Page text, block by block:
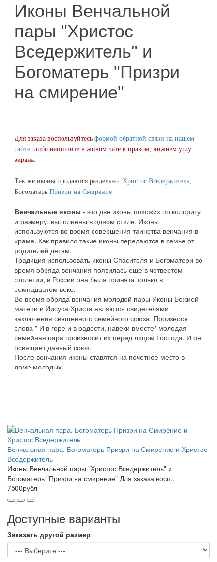
Иконы Венчальной
пары "Христос
Вседержитель" и
Богоматерь "Призри
на смирение"
Для заказа воспользуйтесь формой обратной связи на нашем
сайте, либо напишите в живом чате в правом, нижнем углу
экрана.
Так же иконы продаются раздельно. Христос Вседержитель
Богоматерь Призри на Смирение
Венчальные иконы - это две иконы похожих по колориту
и размеру, выполнены в одном стиле. Иконы
используются во время совершения таинства венчания в
храме. Как правило такие иконы передаются в семье от
родителей детям.
Традиция использовать иконы Спасителя и Богоматери во
время обряда венчания появилась еще в четвертом
столетии, в России она была принята только в
семнадцатом веке.
Во время обряда венчания молодой пары Иконы Божией
матери и Иисуса Христа являются свидетелями
заключения священного семейного союза. Произнося
слова " И в горе и в радости, навеки вместе" молодая
семейная пара произносит их перед лицом Господа. И он
освящает данный союз.
После венчания иконы ставятся на почетное место в
доме молодых.
Венчальная пара. Богоматерь Призри на Смирение и Христос
Вседержитель
Иконы Венчальной пары "Христос Вседержитель" и
Богоматерь "Призри на смирение" Для заказа восп..
7500рубл
Доступные варианты
Заказать другой размер